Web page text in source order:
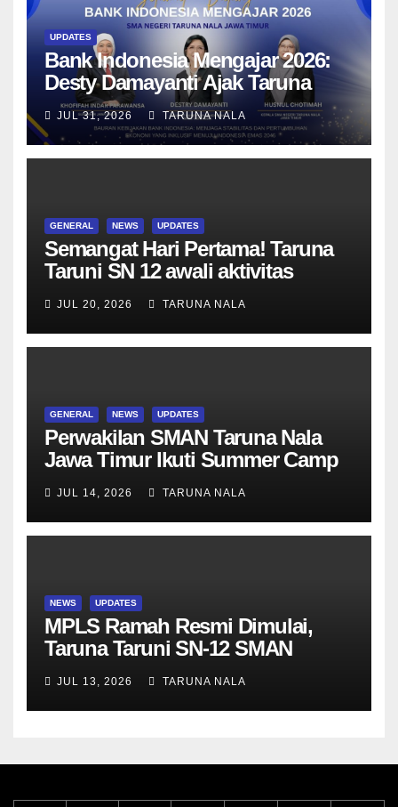
UPDATES
Bank Indonesia Mengajar 2026:
Desty Damayanti Ajak Taruna
SMAN Taruna Nala Jawa Timur
Menjadi Generasi Pemimpin
Berwawasan Global
JUL 31, 2026 TARUNA NALA
GENERAL NEWS UPDATES
Semangat Hari Pertama! Taruna
Taruni SN 12 awali aktivitas
Asesmen Diagnostik
JUL 20, 2026 TARUNA NALA
GENERAL NEWS UPDATES
Perwakilan SMAN Taruna Nala
Jawa Timur Ikuti Summer Camp
JUL 14, 2026 TARUNA NALA
NEWS UPDATES
MPLS Ramah Resmi Dimulai,
Taruna Taruni SN-12 SMAN
Menjalani Tahun Ajaran Baru
JUL 13, 2026 TARUNA NALA